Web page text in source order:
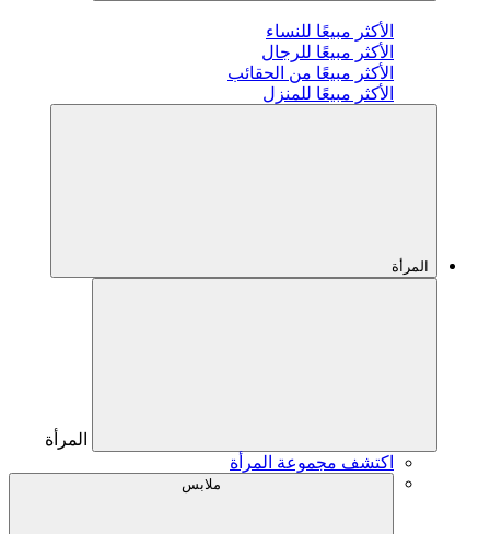
الأكثر مبيعًا للنساء
الأكثر مبيعًا للرجال
الأكثر مبيعًا من الحقائب
الأكثر مبيعًا للمنزل
المرأة
المرأة
اكتشف مجموعة المرأة
ملابس